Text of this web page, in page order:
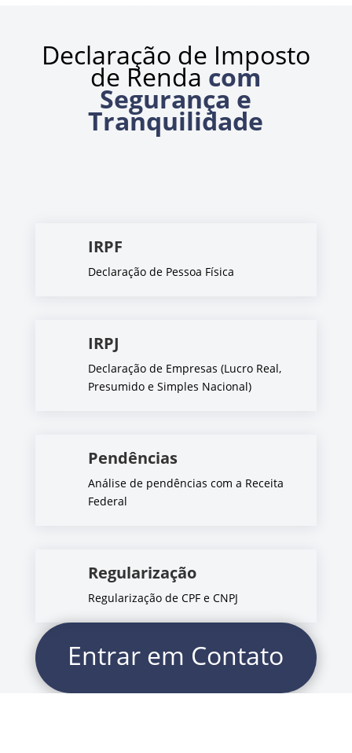
Declaração de Imposto
de Renda com
Segurança e
Tranquilidade
IRPF
Declaração de Pessoa Física
IRPJ
Declaração de Empresas (Lucro Real,
Presumido e Simples Nacional)
Pendências
Análise de pendências com a Receita
Federal
Regularização
Regularização de CPF e CNPJ
Entrar em Contato